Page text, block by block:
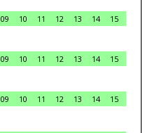
09 10 11 12 13 14
15
09 10 11 12 13 14
15
09 10 11 12 13 14
15